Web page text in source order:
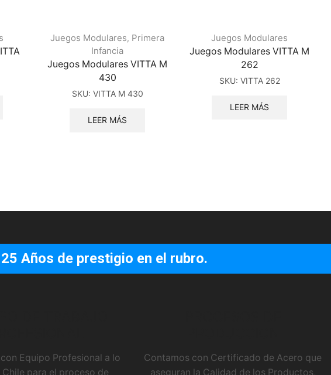
Juegos Modulares, Primera
Infancia
Juegos Modulares VITTA M
430
SKU: VITTA M 430
LEER MÁS
Juegos Modulares
Juegos Modulares VITTA M
262
SKU: VITTA 262
LEER MÁS
Años de prestigio en el rubro.
Equipo Profesional a lo
para el proceso de
Contamos con Certificado de Acero que
aseguran la Calidad de los Productos,